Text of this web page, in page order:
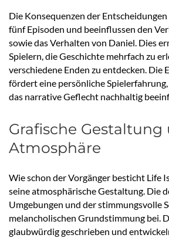
Die Konsequenzen der
fünf Episoden und beeinflussen den
sowie das Verhalten von Daniel. Dies
Spielern, die Geschichte mehrfach zu
verschiedene Enden zu entdecken. Die
fördert eine persönliche
das narrative Geflecht nachhaltig
Grafische Gestaltung
Atmosphäre
Wie schon der Vorgänger besticht Life
seine atmosphärische Gestaltung. Die
Umgebungen und der stimmungsvolle
melancholischen Grundstimmung bei.
glaubwürdig geschrieben und